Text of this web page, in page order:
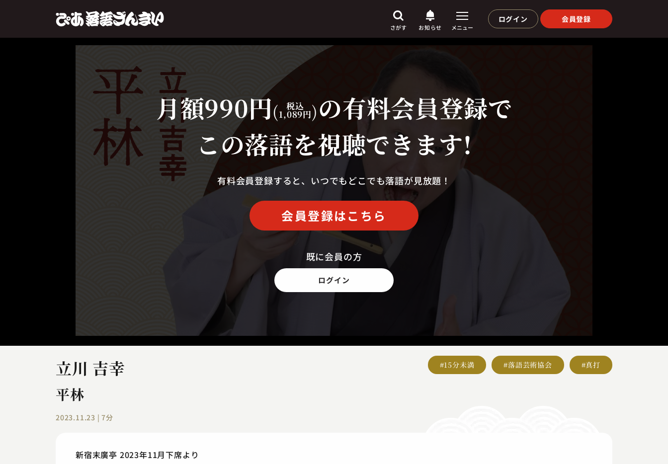
さがす
芸人からさがす
演目
上演時間からさがす
お知らせ メニュー
ログイン 会員登録
月額990円( 税込
1,089円)の有料会員登録で
この落語を視聴できます!
有料会員登録すると、いつでもどこでも落語が見放題！
会員登録はこちら
既に会員の方
ログイン
立川 吉幸
平林
2023.11.23 | 7分
#15分未満 #落語芸術協会 #真打
新宿末廣亭 2023年11月下席より